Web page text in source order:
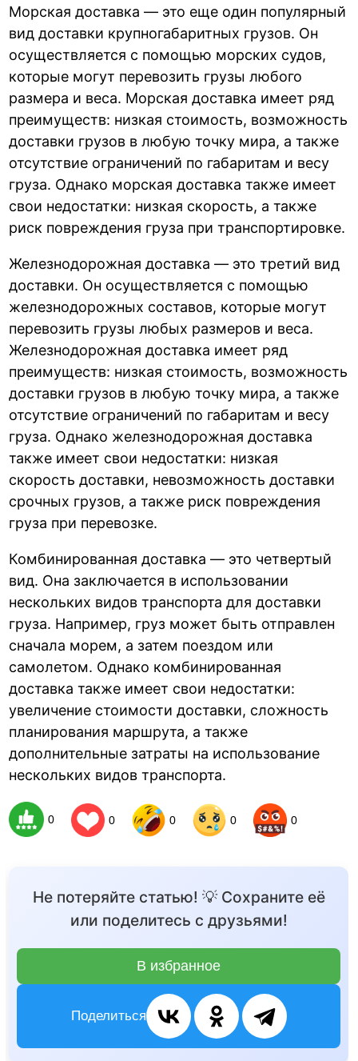
Морская доставка — это еще один популярный
вид доставки крупногабаритных грузов. Он
осуществляется с помощью морских судов,
которые могут перевозить грузы любого
размера и веса. Морская доставка имеет ряд
преимуществ: низкая стоимость, возможность
доставки грузов в любую точку мира, а также
отсутствие ограничений по габаритам и весу
груза. Однако морская доставка также имеет
свои недостатки: низкая скорость, а также
риск повреждения груза при транспортировке.
Железнодорожная доставка — это третий вид
доставки. Он осуществляется с помощью
железнодорожных составов, которые могут
перевозить грузы любых размеров и веса.
Железнодорожная доставка имеет ряд
преимуществ: низкая стоимость, возможность
доставки грузов в любую точку мира, а также
отсутствие ограничений по габаритам и весу
груза. Однако железнодорожная доставка
также имеет свои недостатки: низкая
скорость доставки, невозможность доставки
срочных грузов, а также риск повреждения
груза при перевозке.
Комбинированная доставка — это четвертый
вид. Она заключается в использовании
нескольких видов транспорта для доставки
груза. Например, груз может быть отправлен
сначала морем, а затем поездом или
самолетом. Однако комбинированная
доставка также имеет свои недостатки:
увеличение стоимости доставки, сложность
планирования маршрута, а также
дополнительные затраты на использование
нескольких видов транспорта.
0 0 0 0 0
Не потеряйте статью! 💡 Сохраните её
или поделитесь с друзьями!
В избранное
Поделиться